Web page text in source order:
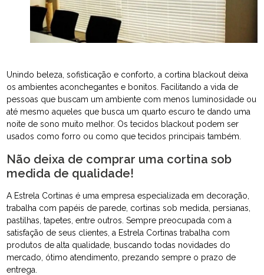
Unindo beleza, sofisticação e conforto, a cortina blackout deixa
os ambientes aconchegantes e bonitos. Facilitando a vida de
pessoas que buscam um ambiente com menos luminosidade ou
até mesmo aqueles que busca um quarto escuro te dando uma
noite de sono muito melhor. Os tecidos blackout podem ser
usados como forro ou como que tecidos principais também.
Não deixa de comprar uma cortina sob
medida de qualidade!
A Estrela Cortinas é uma empresa especializada em decoração,
trabalha com papéis de parede, cortinas sob medida, persianas,
pastilhas, tapetes, entre outros. Sempre preocupada com a
satisfação de seus clientes, a Estrela Cortinas trabalha com
produtos de alta qualidade, buscando todas novidades do
mercado, ótimo atendimento, prezando sempre o prazo de
entrega.